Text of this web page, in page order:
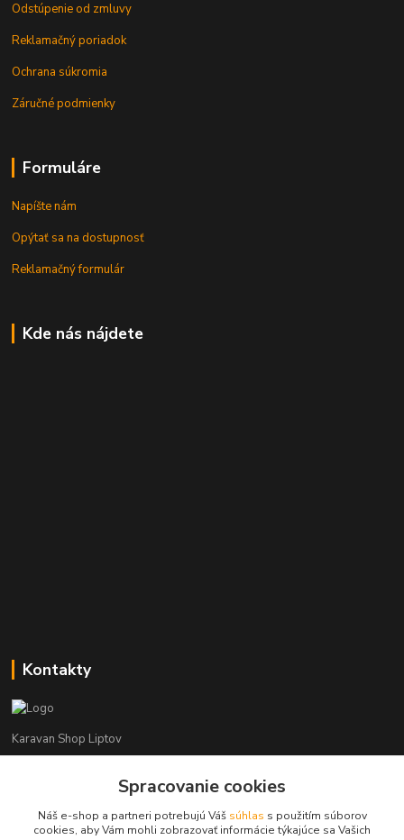
Odstúpenie od zmluvy
Reklamačný poriadok
Ochrana súkromia
Záručné podmienky
Formuláre
Napíšte nám
Opýtať sa na dostupnosť
Reklamačný formulár
Kde nás nájdete
Kontakty
Karavan Shop Liptov
+421 903 626 885
info@karavanshopliptov.sk
Spracovanie cookies
Náš e-shop a partneri potrebujú Váš súhlas s použitím súborov
cookies, aby Vám mohli zobrazovať informácie týkajúce sa Vašich